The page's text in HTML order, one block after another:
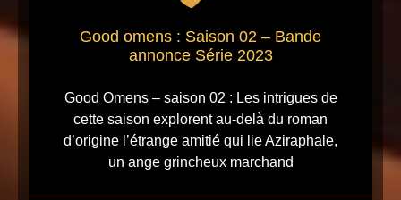
Good omens : Saison 02 – Bande
annonce Série 2023
Good Omens – saison 02 : Les intrigues de
cette saison explorent au-delà du roman
d’origine l’étrange amitié qui lie Aziraphale,
un ange grincheux marchand